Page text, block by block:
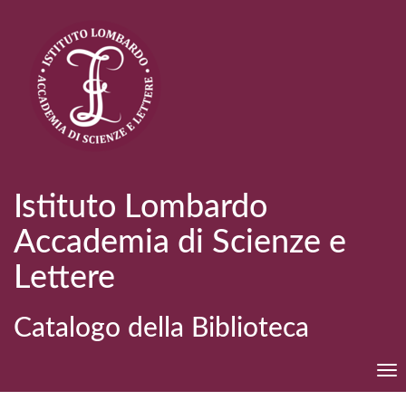
Istituto Lombardo
Accademia di Scienze e
Lettere
Catalogo della Biblioteca